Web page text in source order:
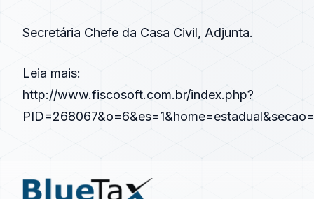
Secretária Chefe da Casa Civil, Adjunta.
Leia mais:
http://www.fiscosoft.com.br/index.php?